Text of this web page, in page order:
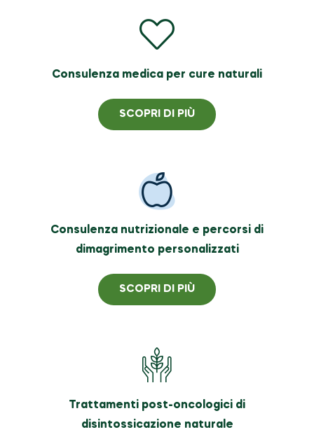
Consulenza medica per cure naturali
SCOPRI DI PIÙ
Consulenza nutrizionale e percorsi di
dimagrimento personalizzati
SCOPRI DI PIÙ
Trattamenti post-oncologici di
disintossicazione naturale